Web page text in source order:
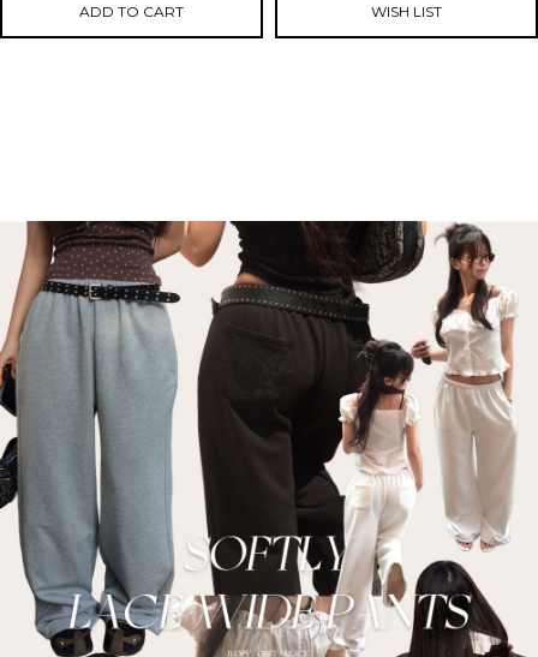
ADD TO CART WISH LIST